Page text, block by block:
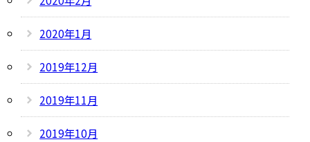
2020年1月
2019年12月
2019年11月
2019年10月